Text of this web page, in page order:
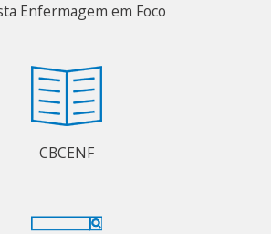
Enfermagem em Foco
CBCENF